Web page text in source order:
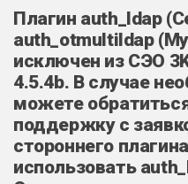
Плагин auth_ldap
auth_otmultildap
исключен из СЭО
4.5.4b. В случае
можете
поддержку с
стороннего
использовать